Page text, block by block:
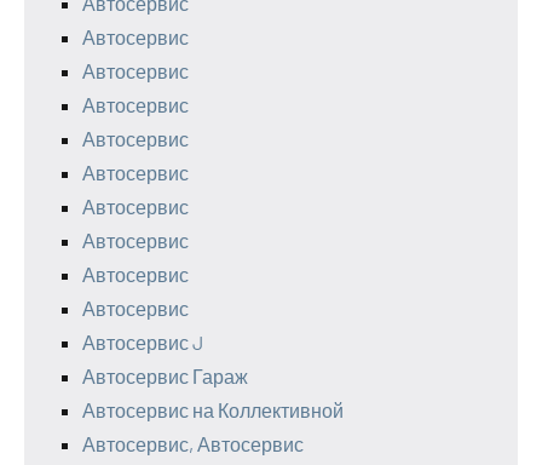
Автосервис
Автосервис
Автосервис
Автосервис
Автосервис
Автосервис
Автосервис
Автосервис
Автосервис
Автосервис J
Автосервис Гараж
Автосервис на Коллективной
Автосервис, Автосервис